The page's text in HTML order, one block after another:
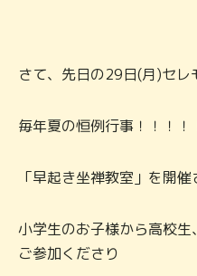
さて、先日の29日(月)セ
毎年夏の恒例行事！！！！
「早起き坐禅教室」を開
小学生のお子様から高校
ご参加くださり